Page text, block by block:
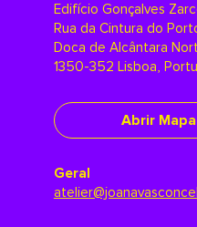
Edifício Gonçalves
Rua da Cintura do
Doca de Alcântara
1350-352 Lisboa,
Abrir Mapa
Geral